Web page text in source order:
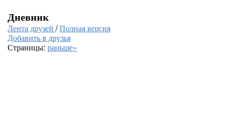
Дневник
Лента друзей /Полная версия
Добавить в друзья
Страницы: раньше»